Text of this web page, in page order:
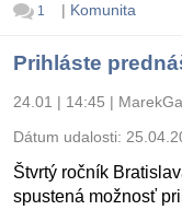
1 | Komunita
Prihláste
24.01 | 14:45 |
Dátum udalosti:
Štvrtý ročník
spustená možnosť